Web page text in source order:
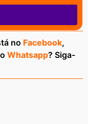
no Facebook,
Whatsapp? Siga-